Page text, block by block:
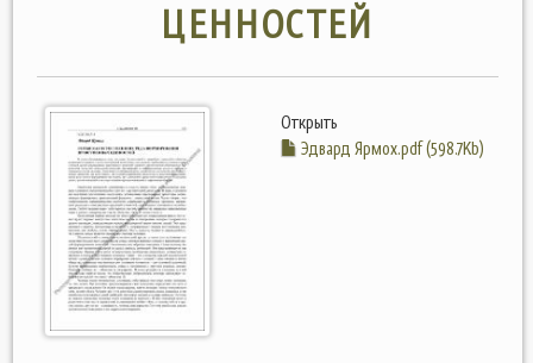
ЦЕННОСТЕЙ
Открыть
Эдвард Ярмох.pdf (598.7Kb)